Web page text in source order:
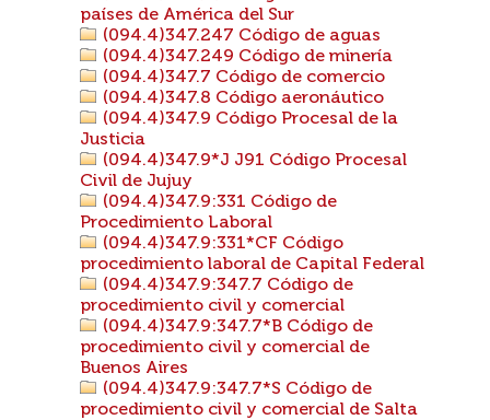
países de América del Sur
(094.4)347.247 Código de aguas
(094.4)347.249 Código de minería
(094.4)347.7 Código de comercio
(094.4)347.8 Código aeronáutico
(094.4)347.9 Código Procesal de la
Justicia
(094.4)347.9*J J91 Código Procesal
Civil de Jujuy
(094.4)347.9:331 Código de
Procedimiento Laboral
(094.4)347.9:331*CF Código
procedimiento laboral de Capital Federal
(094.4)347.9:347.7 Código de
procedimiento civil y comercial
(094.4)347.9:347.7*B Código de
procedimiento civil y comercial de
Buenos Aires
(094.4)347.9:347.7*S Código de
procedimiento civil y comercial de Salta